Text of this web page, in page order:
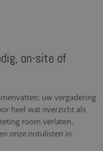
on-site of
uw vergadering
heel wat overzicht als
room verlaten.
onze notulisten in